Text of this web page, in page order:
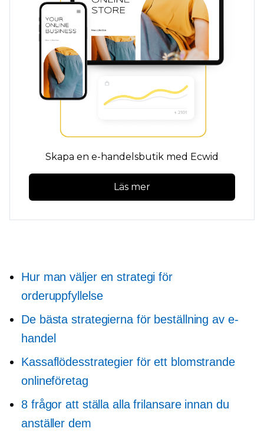
Skapa en e-handelsbutik med Ecwid
Läs mer
Hur man väljer en strategi för
orderuppfyllelse
De bästa strategierna för beställning av e-
handel
Kassaflödesstrategier för ett blomstrande
onlineföretag
8 frågor att ställa alla frilansare innan du
anställer dem